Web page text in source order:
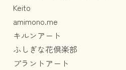
Keito
amimono.me
キルンアート
ふしぎな花倶楽部
プラントアート